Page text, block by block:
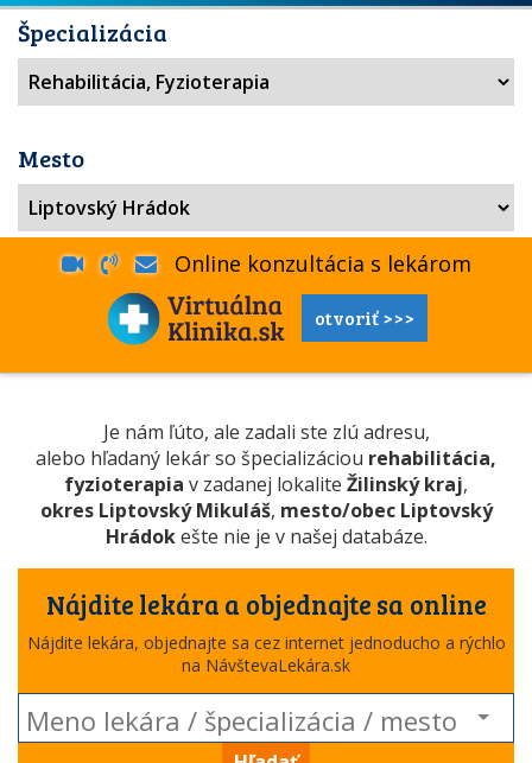
Špecializácia
Mesto
Online konzultácia s lekárom
otvoriť >>>
Je nám ľúto, ale zadali ste zlú adresu,
alebo hľadaný lekár so špecializáciou rehabilitácia,
fyzioterapia v zadanej lokalite Žilinský kraj,
okres Liptovský Mikuláš, mesto/obec Liptovský
Hrádokešte nie je v našej databáze.
Nájdite lekára a objednajte sa online
Nájdite lekára, objednajte sa cez internet jednoducho a rýchlo
na NávštevaLekára.sk